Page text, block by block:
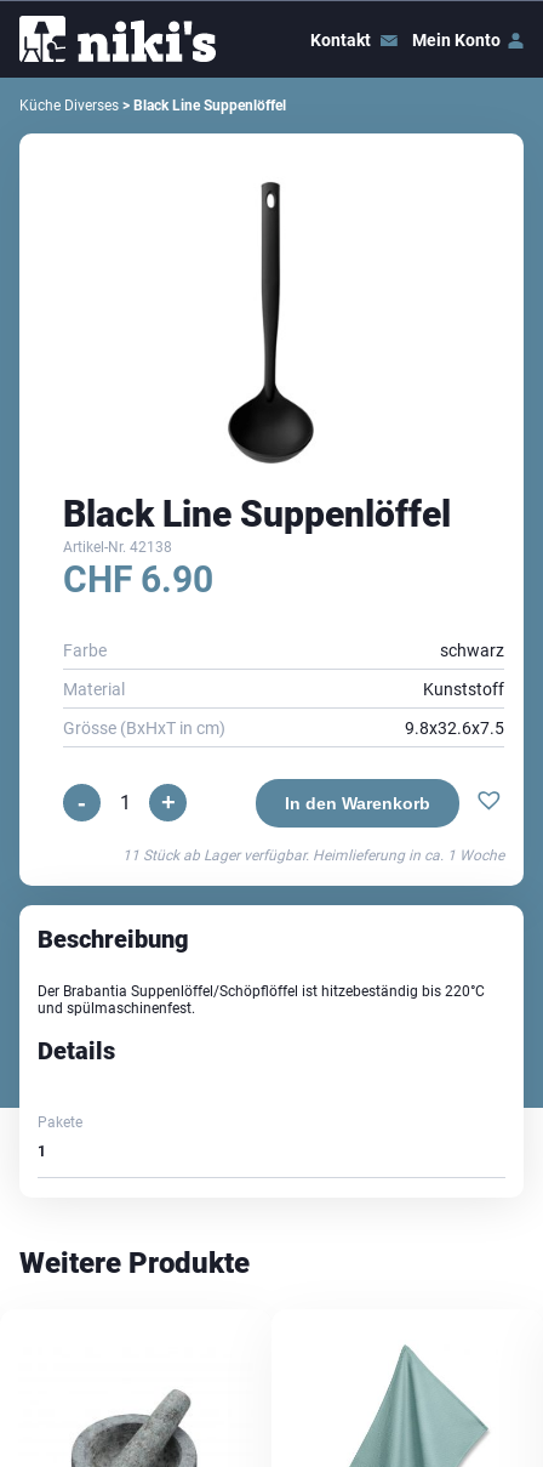
Kontakt Mein Konto
Küche Diverses > Black Line Suppenlöffel
Black Line Suppenlöffel
Artikel-Nr. 42138
CHF 6.90
Farbe
schwarz
Material
Kunststoff
Grösse (BxHxT in cm)
9.8x32.6x7.5
-
Black
Suppenlöffel
Menge
+ In den Warenkorb
11 Stück ab Lager verfügbar. Heimlieferung in ca. 1 Woche
Beschreibung
Der Brabantia Suppenlöffel/Schöpflöffel ist hitzebeständig bis 220°C
und spülmaschinenfest.
Details
Pakete
1
Weitere Produkte